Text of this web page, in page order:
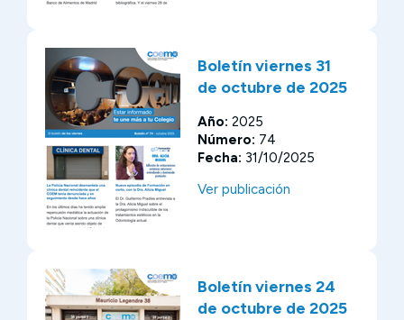
Boletín viernes 31
de octubre de 2025
Año: 2025
Número: 74
Fecha: 31/10/2025
Ver publicación
Boletín viernes 24
de octubre de 2025